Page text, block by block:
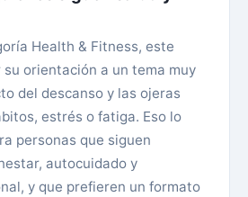
Health & Fitness, este
orientación a un tema muy
del descanso y las ojeras
estrés o fatiga. Eso lo
personas que siguen
autocuidado y
y que prefieren un formato